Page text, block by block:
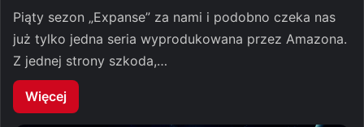
Piąty sezon „Expanse” za nami i podobno czeka nas
już tylko jedna seria wyprodukowana przez Amazona.
Z jednej strony szkoda,…
Więcej